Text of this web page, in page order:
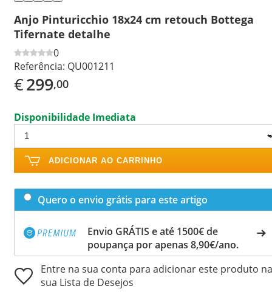
Anjo Pinturicchio 18x24 cm retouch Bottega
Tifernate detalhe
0
Referência: QU001211
€299,00
Disponibilidade Imediata
ADICIONAR AO CARRINHO
Quero o envio grátis para este artigo
Envio GRÁTIS e até 1500€ de
poupança por apenas 8,90€/ano.
Entre na sua conta para adicionar este produto na
sua Lista de Desejos